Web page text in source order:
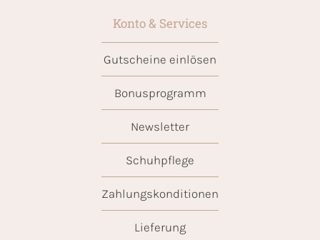
Konto & Services
Gutscheine einlösen
Bonusprogramm
Newsletter
Schuhpflege
Zahlungskonditionen
Lieferung